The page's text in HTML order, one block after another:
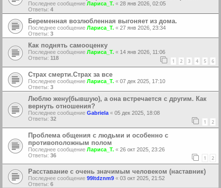
Последнее сообщение Лариса_Т. « 28 янв 2026, 02:05
Ответы: 4
Беременная возлюбленная выгоняет из дома.
Последнее сообщение Лариса_Т. « 27 янв 2026, 23:34
Ответы: 3
Как поднять самооценку
Последнее сообщение Лариса_Т. « 14 янв 2026, 11:06
Ответы: 118 1 2 3 4 5 6
Страх смерти.Страх за все
Последнее сообщение Лариса_Т. « 07 дек 2025, 17:10
Ответы: 3
Люблю жену(бывшую), а она встречается с другим. Как
вернуть отношения?
Последнее сообщение Gabriela « 05 дек 2025, 18:08
Ответы: 32 1 2
Проблема общения с людьми и особенно с
противоположным полом
Последнее сообщение Лариса_Т. « 26 окт 2025, 23:26
Ответы: 36 1 2
Расставание с очень значимым человеком (наставник)
Последнее сообщение 99ltdznm9 « 03 окт 2025, 21:52
Ответы: 6